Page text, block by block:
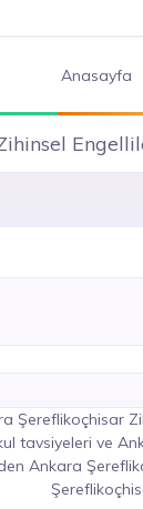
Anasayfa
Şereflikoçhisar
tavsiyeleri ve
Ankara